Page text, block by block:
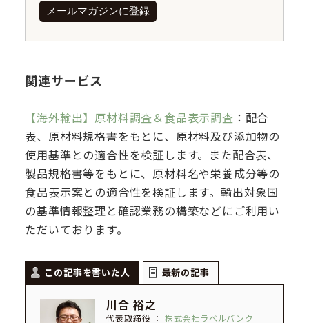
メールマガジンに登録
関連サービス
【海外輸出】原材料調査＆食品表示調査 ：配合
表、原材料規格書をもとに、原材料及び添加物の
使用基準との適合性を検証します。また配合表、
製品規格書等をもとに、原材料名や栄養成分等の
食品表示案との適合性を検証します。輸出対象国
の基準情報整理と確認業務の構築などにご利用い
ただいております。
この記事を書いた人 最新の記事
川合 裕之
代表取締役 ： 株式会社ラベルバンク